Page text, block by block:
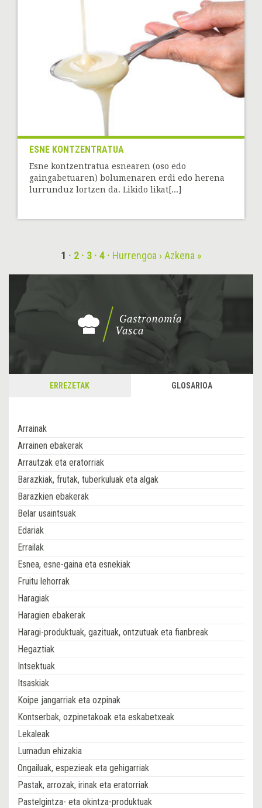
ESNE KONTZENTRATUA
Esne kontzentratua esnearen (oso edo
gaingabetuaren) bolumenaren erdi edo herena
lurrunduz lortzen da. Likido likat[...]
1 2 3 4 Hurrengoa › Azkena »
ERREZETAK GLOSARIOA
Arrainak
Arrainen ebakerak
Arrautzak eta eratorriak
Barazkiak, frutak, tuberkuluak eta algak
Barazkien ebakerak
Belar usaintsuak
Edariak
Errailak
Esnea, esne-gaina eta esnekiak
Fruitu lehorrak
Haragiak
Haragien ebakerak
Haragi-produktuak, gazituak, ontzutuak eta fianbreak
Hegaztiak
Intsektuak
Itsaskiak
Koipe jangarriak eta ozpinak
Kontserbak, ozpinetakoak eta eskabetxeak
Lekaleak
Lumadun ehizakia
Ongailuak, espezieak eta gehigarriak
Pastak, arrozak, irinak eta eratorriak
Pastelgintza- eta okintza-produktuak